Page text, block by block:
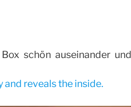
schön auseinander und
reveals the inside.